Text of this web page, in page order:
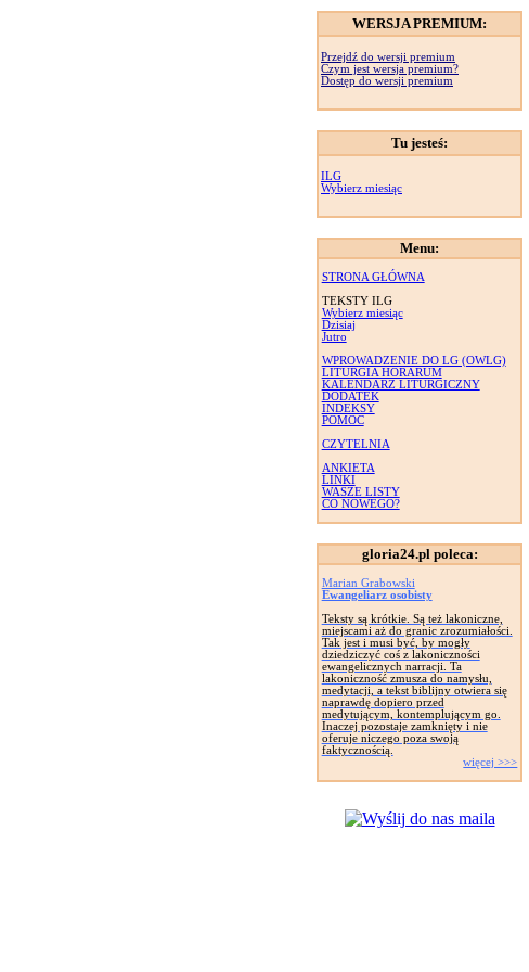
WERSJA PREMIUM:
Przejdź do wersji premium
Czym jest wersja premium?
Dostęp do wersji premium
Tu jesteś:
ILG
Wybierz miesiąc
Menu:
STRONA GŁÓWNA
TEKSTY ILG
Wybierz miesiąc
Dzisiaj
Jutro
WPROWADZENIE DO LG (OWLG)
LITURGIA HORARUM
KALENDARZ LITURGICZNY
DODATEK
INDEKSY
POMOC
CZYTELNIA
ANKIETA
LINKI
WASZE LISTY
CO NOWEGO?
gloria24.pl poleca:
Marian Grabowski
Ewangeliarz osobisty
Teksty są krótkie. Są też lakoniczne,
miejscami aż do granic zrozumiałości.
Tak jest i musi być, by mogły
dziedziczyć coś z lakoniczności
ewangelicznych narracji. Ta
lakoniczność zmusza do namysłu,
medytacji, a tekst biblijny otwiera się
naprawdę dopiero przed
medytującym, kontemplującym go.
Inaczej pozostaje zamknięty i nie
oferuje niczego poza swoją
faktycznością.
więcej >>>